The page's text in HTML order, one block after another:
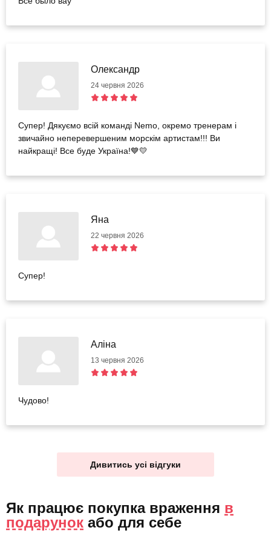
Олександр
24 червня 2026
Супер! Дякуємо всій команді Nemo, окремо тренерам і
звичайно неперевершеним морскім артистам!!! Ви
найкращі! Все буде Україна!💙💛
Яна
22 червня 2026
Супер!
Аліна
13 червня 2026
Чудово!
Дивитись усі відгуки
Як працює покупка враження в
подарунок або для себе